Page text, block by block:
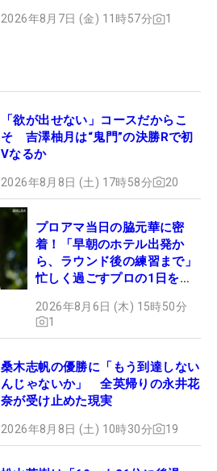
2026年8月7日 (金) 11時57分 1
「欲が出せない」コースだからこ
そ 吉澤柚月は“鬼門”の決勝Rで初
Vなるか
2026年8月8日 (土) 17時58分 20
プロアマ当日の脇元華に密
着！「早朝のホテル出発か
ら、ラウンド後の練習まで」
忙しく過ごすプロの1日を公
2026年8月6日 (木) 15時50分
1
桑木志帆の優勝に「もう到達しない
んじゃないか」 全英帰りの永井花
奈が受け止めた現実
2026年8月8日 (土) 10時30分 19